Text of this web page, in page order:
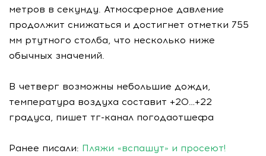
метров в секунду. Атмосферное давление
продолжит снижаться и достигнет отметки 755
мм ртутного столба, что несколько ниже
обычных значений.
В четверг возможны небольшие дожди,
температура воздуха составит +20…+22
градуса, пишет тг-канал погодаотшефа
Ранее писали: Пляжи «вспашут» и просеют!